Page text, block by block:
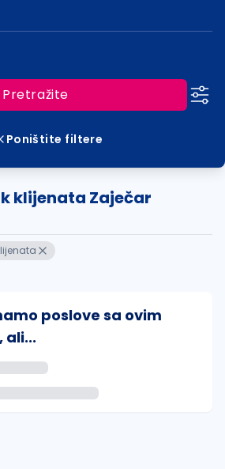
Pretražite
Poništite filtere
klijenata Zaječar
poslove sa ovim
ali...